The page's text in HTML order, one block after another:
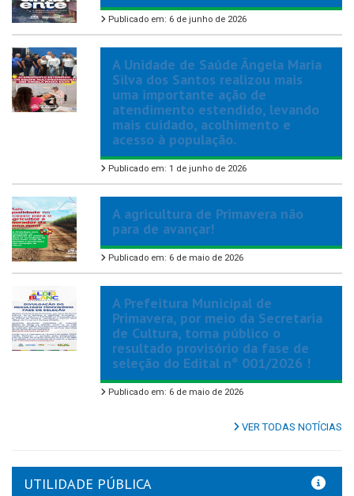
Publicado em: 6 de junho de 2026
A Unidade de Saúde Ângela Maria
Silva dos Santos realizou mais
uma importante ação de
atendimento estendido, levando
mais cuidado, acolhimento e
acesso à população.
Publicado em: 1 de junho de 2026
A agricultura de Primavera não
para de avançar!
Publicado em: 6 de maio de 2026
A Prefeitura Municipal de
Primavera, por meio da Secretaria
de Cultura, torna público o
resultado provisório da fase de
seleção do Edital nº 001/2026 !
Publicado em: 6 de maio de 2026
VER TODAS NOTÍCIAS
UTILIDADE PÚBLICA